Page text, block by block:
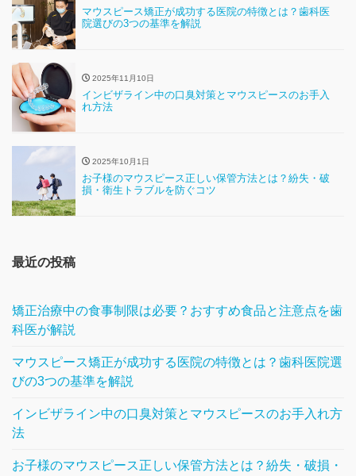
マウスピース矯正が成功する医院の特徴とは？歯科医
院選びの3つの基準を解説
2025年11月10日
インビザライン中の口臭対策とマウスピースのお手入
れ方法
2025年10月1日
お子様のマウスピース正しい保管方法とは？紛失・破
損・衛生トラブルを防ぐコツ
最近の投稿
矯正治療中の食事制限は必要？おすすめ食品と注意点を歯
科医が解説
マウスピース矯正が成功する医院の特徴とは？歯科医院選
びの3つの基準を解説
インビザライン中の口臭対策とマウスピースのお手入れ方
法
お子様のマウスピース正しい保管方法とは？紛失・破損・